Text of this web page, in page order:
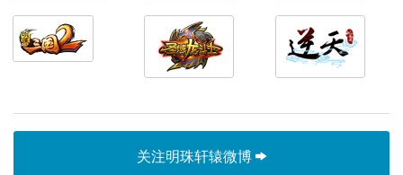
关注明珠轩辕微博